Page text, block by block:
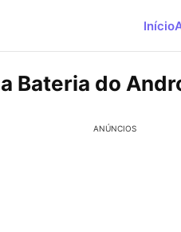
Início
Bateria do
ANÚNCIOS